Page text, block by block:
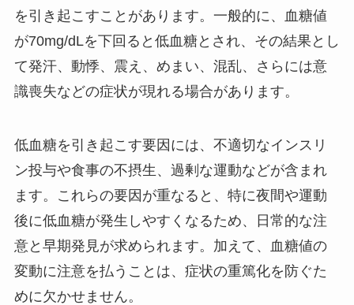
を引き起こすことがあります。一般的に、血糖値
が70mg/dLを下回ると低血糖とされ、その結果とし
て発汗、動悸、震え、めまい、混乱、さらには意
識喪失などの症状が現れる場合があります。
低血糖を引き起こす要因には、不適切なインスリ
ン投与や食事の不摂生、過剰な運動などが含まれ
ます。これらの要因が重なると、特に夜間や運動
後に低血糖が発生しやすくなるため、日常的な注
意と早期発見が求められます。加えて、血糖値の
変動に注意を払うことは、症状の重篤化を防ぐた
めに欠かせません。